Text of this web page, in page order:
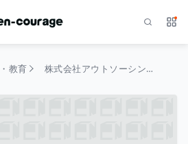
サ
教育 株式会社アウトソーシングテクノロジー